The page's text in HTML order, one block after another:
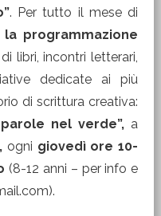
. Per tutto il mese di
programmazione
libri, incontri letterari,
dedicate ai più
di scrittura creativa:
nel verde”, a
ogni giovedì ore 10-
(8-12 anni – per info e